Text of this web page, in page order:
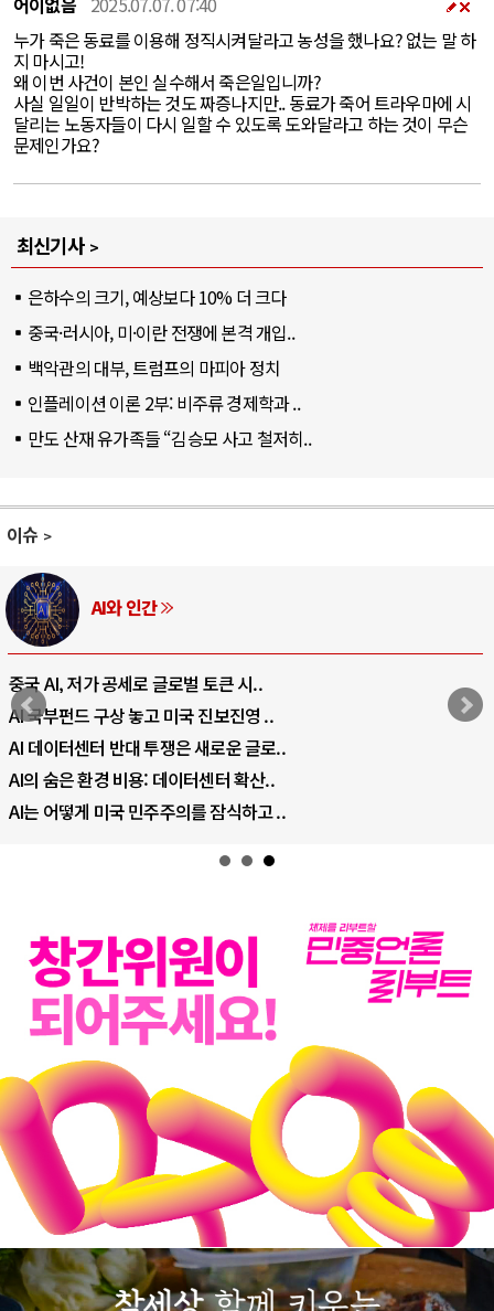
누가 죽은 동료를 이용해 정직시켜달라고 농성을 했나요? 없는 말 하
지 마시고!
왜 이번 사건이 본인 실수해서 죽은일입니까?
사실 일일이 반박하는 것도 짜증나지만.. 동료가 죽어 트라우마에 시
달리는 노동자들이 다시 일할 수 있도록 도와달라고 하는 것이 무슨
문제인가요?
최신기사
은하수의 크기, 예상보다 10% 더 크다
중국·러시아, 미·이란 전쟁에 본격 개입..
백악관의 대부, 트럼프의 마피아 정치
인플레이션 이론 2부: 비주류 경제학과 ..
만도 산재 유가족들 “김승모 사고 철저히..
이슈
AI와 인간
중국 AI, 저가 공세로 글로벌 토큰 시..
AI 국부펀드 구상 놓고 미국 진보진영 ..
AI 데이터센터 반대 투쟁은 새로운 글로..
AI의 숨은 환경 비용: 데이터센터 확산..
AI는 어떻게 미국 민주주의를 잠식하고 ..